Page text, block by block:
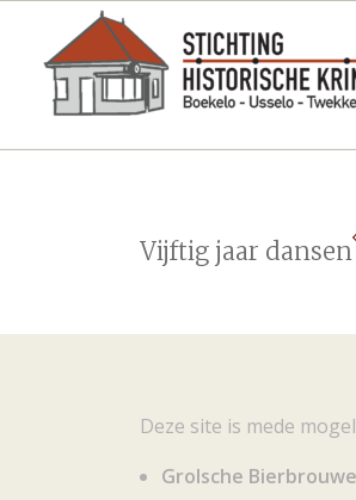
Vijftig jaar dansen
Deze site is mede
Grolsche